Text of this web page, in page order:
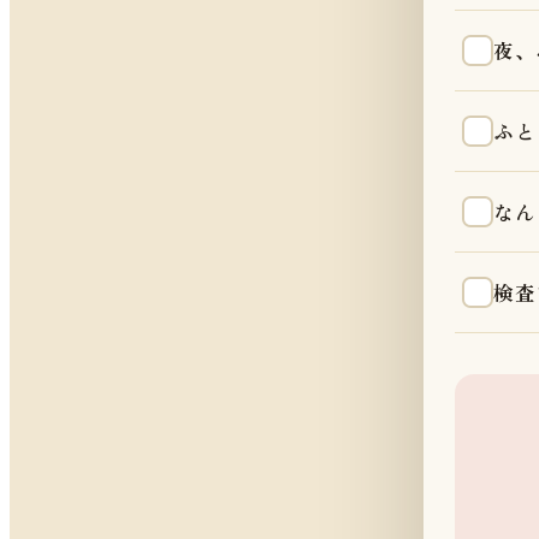
夜
ふ
な
検